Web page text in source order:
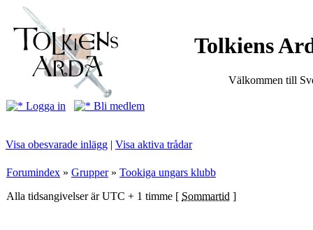
Tolkiens
Välkommen till
Logga in Bli medlem
Visa obesvarade inlägg | Visa aktiva trådar
Forumindex » Grupper» Tookiga ungars klubb
Alla tidsangivelser är UTC + 1 timme [ Sommartid ]